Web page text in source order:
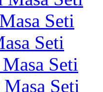
Seti
Seti
Seti
Seti